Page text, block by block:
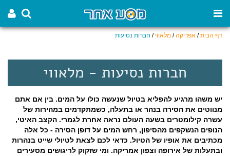
דף הבית/ אפריקה/ מלאווי / חברות נסיעות
חברות נסיעות - מלאווי
יש משהו מרגיע להפליא בטיול שנעשה כולו על המים. בין אם אתם
מנווטים את הסירה בנהר או בתעלה, כשמתקדמים במהירות של
עשרה קילומטרים בשעה העולם נראה אחרת לגמרי. הקצב האיטי,
הנופים הנשקפים מהסיפון, רחש המים על דופן הסירה - כל אלה
מכתיבים את אופיו של הטיול. כדאי לכם לצאת לטיולי שייט בנהרות
ובתעלות של אירופה וצפון אמריקה. ומי שזקוק לריגושים מסעירים